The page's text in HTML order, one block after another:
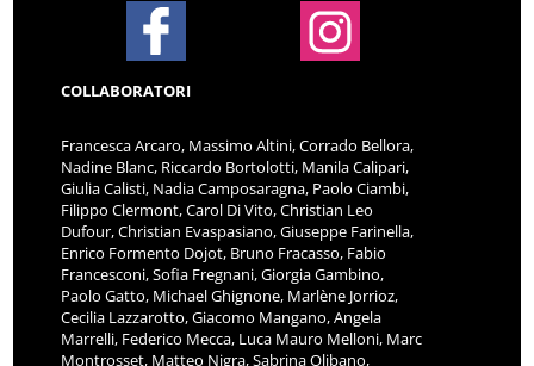
COLLABORATORI
Francesca Arcaro, Massimo Altini, Corrado Bellora,
Nadine Blanc, Riccardo Bortolotti, Manila Calipari,
Giulia Calisti, Nadia Camposaragna, Paolo Ciambi,
Filippo Clermont, Carol Di Vito, Christian Leo
Dufour, Christian Evaspasiano, Giuseppe Farinella,
Enrico Formento Dojot, Bruno Fracasso, Fabio
Francesconi, Sofia Fregnani, Giorgia Gambino,
Paolo Gatto, Michael Ghignone, Marlène Jorrioz,
Cecilia Lazzarotto, Giacomo Mangano, Angela
Marrelli, Federico Mecca, Luca Mauro Melloni, Marc
Montrosset, Matteo Nigra, Sabrina Olibano,